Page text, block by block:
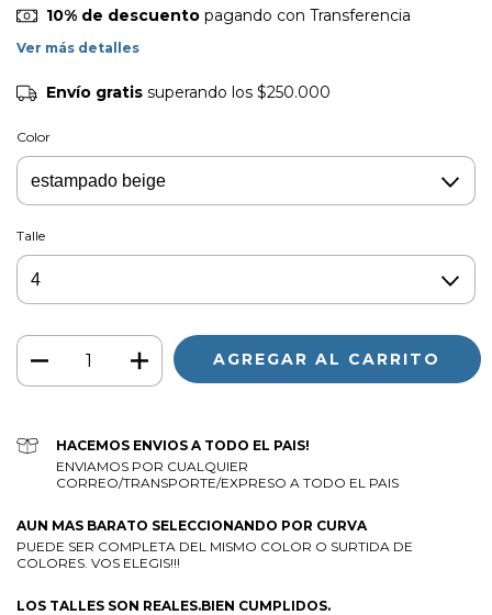
10% de descuentopagando con Transferencia
Ver más detalles
Envío gratis superando los $250.000
Color
Talle
HACEMOS ENVIOS A TODO EL PAIS!
ENVIAMOS POR CUALQUIER
CORREO/TRANSPORTE/EXPRESO A TODO EL PAIS
AUN MAS BARATO SELECCIONANDO POR CURVA
PUEDE SER COMPLETA DEL MISMO COLOR O SURTIDA DE
COLORES. VOS ELEGIS!!!
LOS TALLES SON REALES.BIEN CUMPLIDOS.